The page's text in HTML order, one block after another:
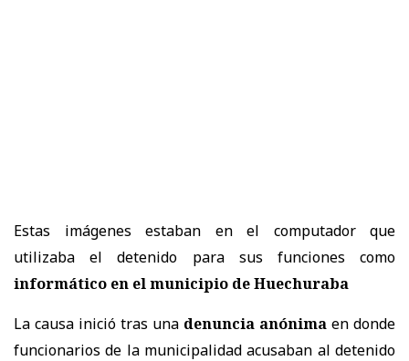
Estas imágenes estaban en el computador que
utilizaba el detenido para sus funciones como
informático en el municipio de Huechuraba
La causa inició tras una denuncia anónima en donde
funcionarios de la municipalidad acusaban al detenido